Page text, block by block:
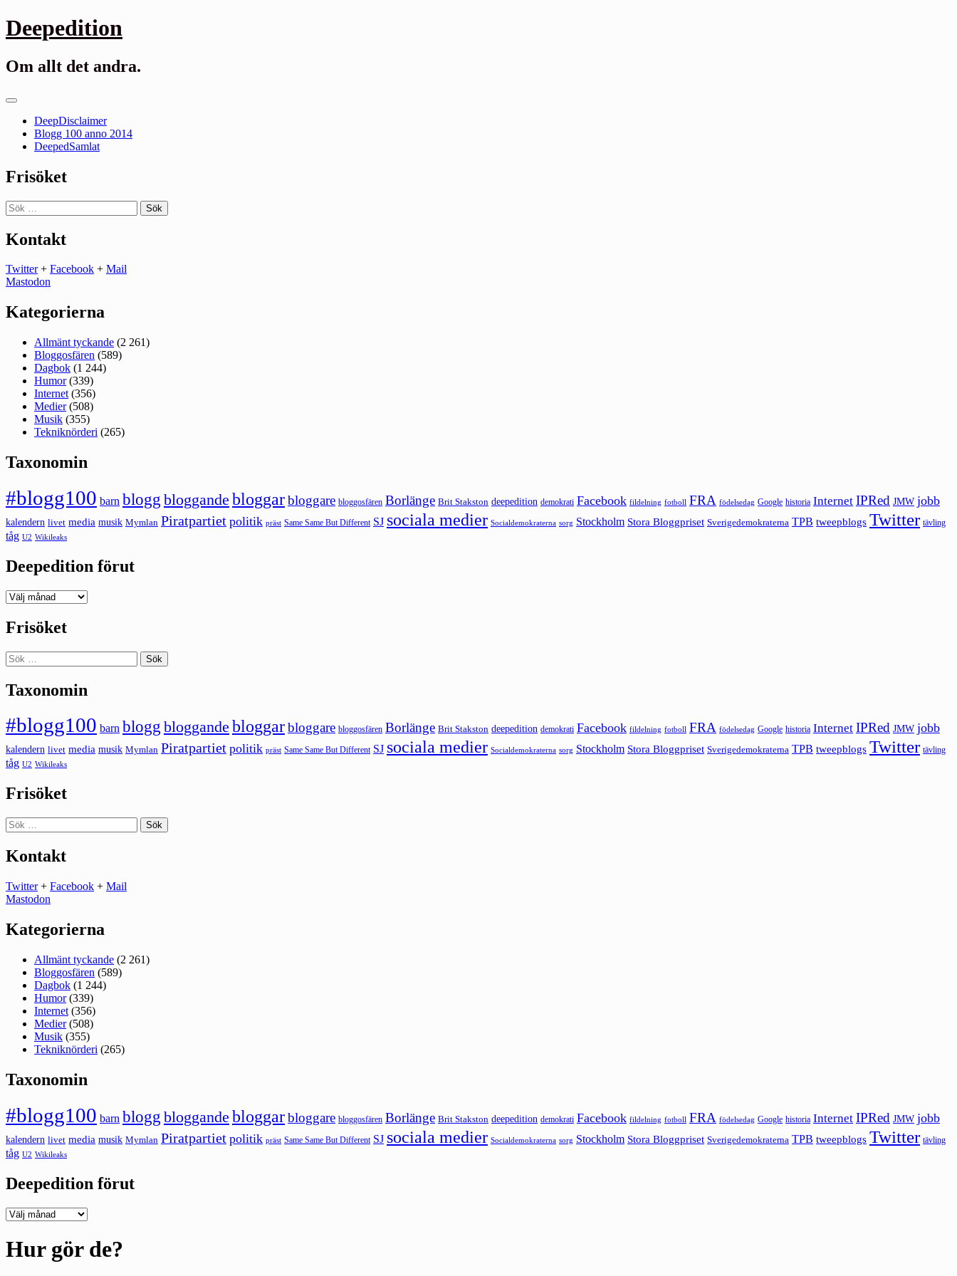
Gå
till
Deepedition
Om allt det andra.
Primär
DeepDisclaimer
Blogg 100 anno 2014
DeepedSamlat
Frisöket
Sök
efter:
Kontakt
Twitter+ Facebook + Mail
Mastodon
Kategorierna
Allmänt tyckande (2 261)
Bloggosfären (589)
Dagbok (1 244)
Humor(339)
Internet (356)
Medier(508)
Musik (355)
Tekniknörderi (265)
Taxonomin
#blogg100 barn blogg bloggande bloggarbloggare bloggosfären Borlänge Brit Stakston deepedition demokrati Facebook fildelning fotboll FRA födelsedag Google historia Internet IPRed JMW jobb
kalendern livet media musik Mymlan Piratpartiet politik präst Same Same But Different SJ sociala medier Socialdemokraterna sorg Stockholm Stora Bloggpriset Sverigedemokraterna TPB tweepblogs Twitter tävling
tåg U2 Wikileaks
Deepedition förut
Deepedition
Frisöket
Sök
efter:
Taxonomin
#blogg100 barn blogg bloggande bloggarbloggare bloggosfären Borlänge Brit Stakston deepedition demokrati Facebook fildelning fotboll FRA födelsedag Google historia Internet IPRed JMW jobb
kalendern livet media musik Mymlan Piratpartiet politik präst Same Same But Different SJ sociala medier Socialdemokraterna sorg Stockholm Stora Bloggpriset Sverigedemokraterna TPB tweepblogs Twitter tävling
tåg U2 Wikileaks
Frisöket
Sök
efter:
Kontakt
Twitter+ Facebook + Mail
Mastodon
Kategorierna
Allmänt tyckande (2 261)
Bloggosfären (589)
Dagbok (1 244)
Humor(339)
Internet (356)
Medier(508)
Musik (355)
Tekniknörderi (265)
Taxonomin
#blogg100 barn blogg bloggande bloggarbloggare bloggosfären Borlänge Brit Stakston deepedition demokrati Facebook fildelning fotboll FRA födelsedag Google historia Internet IPRed JMW jobb
kalendern livet media musik Mymlan Piratpartiet politik präst Same Same But Different SJ sociala medier Socialdemokraterna sorg Stockholm Stora Bloggpriset Sverigedemokraterna TPB tweepblogs Twitter tävling
tåg U2 Wikileaks
Deepedition förut
Deepedition
Hur gör de?